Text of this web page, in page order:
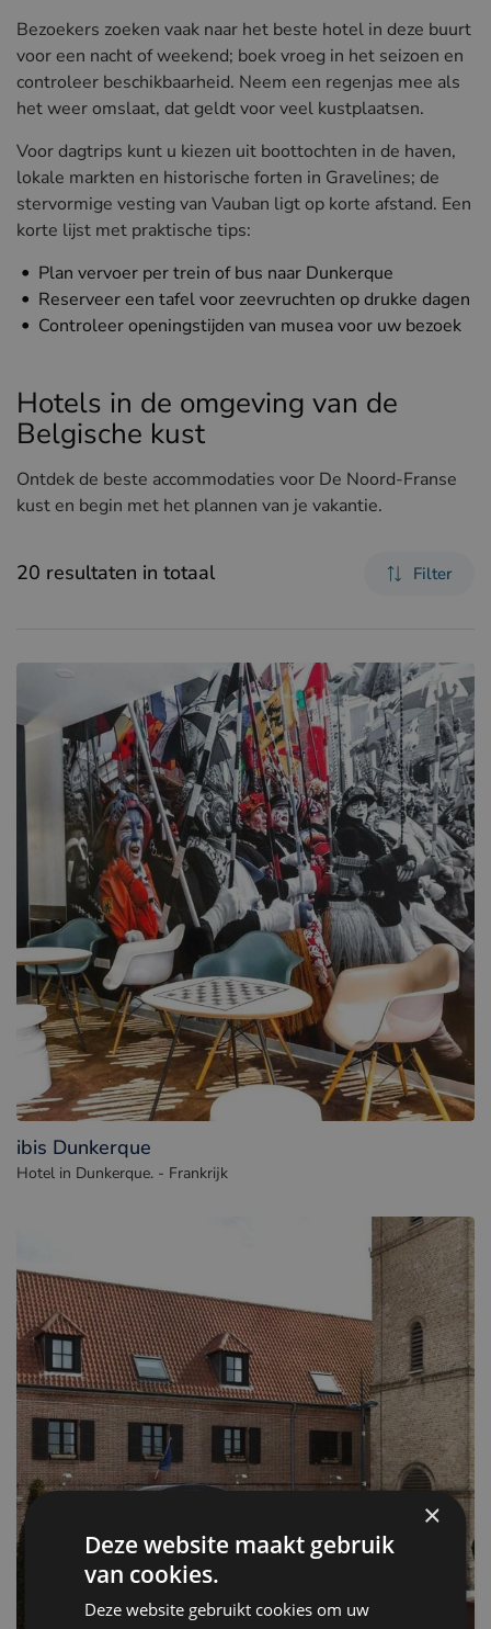
Bezoekers zoeken vaak naar het beste hotel in deze buurt
voor een nacht of weekend; boek vroeg in het seizoen en
controleer beschikbaarheid. Neem een regenjas mee als
het weer omslaat, dat geldt voor veel kustplaatsen.
Voor dagtrips kunt u kiezen uit boottochten in de haven,
lokale markten en historische forten in Gravelines; de
stervormige vesting van Vauban ligt op korte afstand. Een
korte lijst met praktische tips:
Plan vervoer per trein of bus naar Dunkerque
Reserveer een tafel voor zeevruchten op drukke dagen
Controleer openingstijden van musea voor uw bezoek
Hotels in de omgeving van de
Belgische kust
Ontdek de beste accommodaties voor De Noord-Franse
kust en begin met het plannen van je vakantie.
20 resultaten in totaal Filter
ibis Dunkerque
Hotel in Dunkerque. - Frankrijk
×
Deze website maakt gebruik
van cookies.
Deze website gebruikt cookies om uw